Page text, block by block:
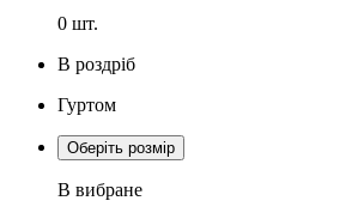
0 шт.
В роздріб
Гуртом
Оберіть розмір
В вибране